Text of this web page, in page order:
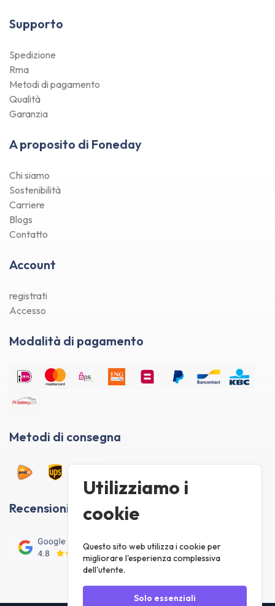
Supporto
Spedizione
Rma
Metodi di pagamento
Qualità
Garanzia
A proposito di Foneday
Chi siamo
Sostenibilità
Carriere
Blogs
Contatto
Account
registrati
Accesso
Modalità di pagamento
Metodi di consegna
Recensioni dei clienti
Utilizziamo i
cookie
Questo sito web utilizza i cookie per
migliorare l'esperienza complessiva
dell'utente.
Solo essenziali